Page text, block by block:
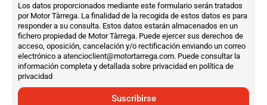
Los datos proporcionados mediante este formulario serán tratados
por Motor Tàrrega. La finalidad de la recogida de estos datos es para
responder a su consulta. Estos datos estarán almacenados en un
fichero propiedad de Motor Tàrrega. Puede ejercer sus derechos de
acceso, oposición, cancelación y/o rectificación enviando un correo
electrónico a atencioclient@motortarrega.com. Puede consultar la
información completa y detallada sobre privacidad en política de
privacidad
Suscribirse